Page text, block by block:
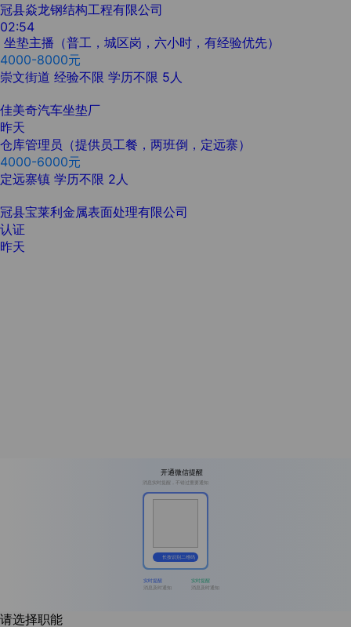
冠县焱龙钢结构工程有限公司
02:54
坐垫主播（普工，城区岗，六小时，有经验优先）
4000-8000元
崇文街道 经验不限 学历不限 5人
佳美奇汽车坐垫厂
昨天
仓库管理员（提供员工餐，两班倒，定远寨）
4000-6000元
定远寨镇 学历不限 2人
冠县宝莱利金属表面处理有限公司
认证
昨天
开通微信提醒
消息实时提醒，不错过重要通知
长按识别二维码
实时提醒
消息及时通知
实时提醒
消息及时通知
请选择职能